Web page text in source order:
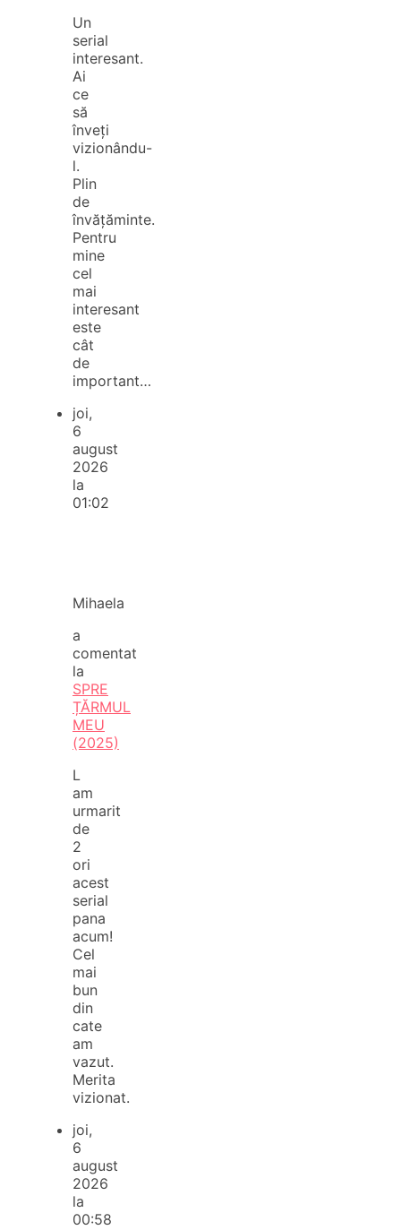
Un
serial
interesant.
Ai
ce
să
înveți
vizionându-
l.
Plin
de
învățăminte.
Pentru
mine
cel
mai
interesant
este
cât
de
important…
joi,
6
august
2026
la
01:02
Mihaela
a
comentat
la
SPRE
ȚĂRMUL
MEU
(2025)
L
am
urmarit
de
2
ori
acest
serial
pana
acum!
Cel
mai
bun
din
cate
am
vazut.
Merita
vizionat.
joi,
6
august
2026
la
00:58